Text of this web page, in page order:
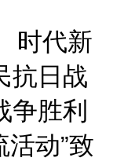
时代新
日战
争胜利
动”致